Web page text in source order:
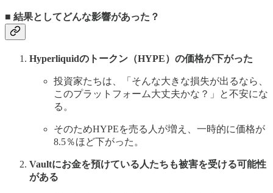
■ 結果としてどんな影響があった？
Hyperliquidのトークン（HYPE）の価格が下がった
投資家たちは、「そんな大きな損失が出るなら、
このプラットフォーム大丈夫かな？」と不安にな
る。
そのためHYPEを売る人が増え、一時的に価格が
8.5％ほど下がった。
Vaultにお金を預けている人たちも被害を受ける可能性
がある